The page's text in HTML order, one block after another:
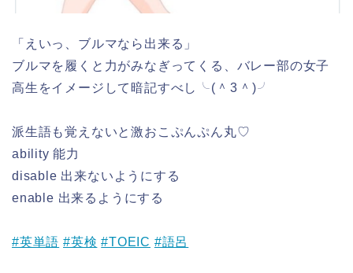
「えいっ、ブルマなら出来る」
ブルマを履くと力がみなぎってくる、バレー部の女子
高生をイメージして暗記すべし╰⁠(⁠＾⁠3⁠＾⁠)⁠╯
派生語も覚えないと激おこぷんぷん丸♡
ability 能力
disable 出来ないようにする
enable 出来るようにする
#英単語 #英検 #TOEIC #語呂